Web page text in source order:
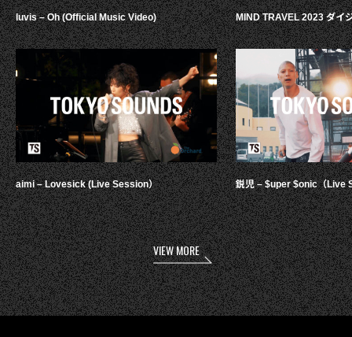
luvis – Oh (Official Music Video)
aimi – Lovesick (Live Session）
MIND TRAVEL 2023 ダイ
鋭児 – $uper $onic（Live
VIEW MORE